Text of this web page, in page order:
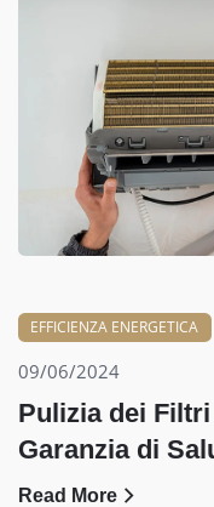
EFFICIENZA ENERGETICA
09/06/2024
Pulizia dei
Garanzia di
Read More